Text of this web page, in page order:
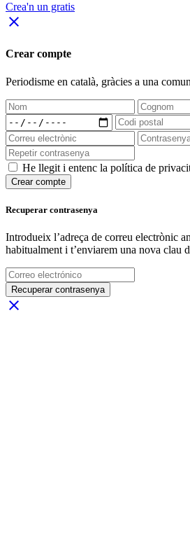
Crea'n un gratis
close
Crear compte
Periodisme en català, gràcies a una
He llegit i entenc la política de
Crear compte
Recuperar contrasenya
Introdueix l’adreça de correu electrònic
habitualment i t’enviarem una nova clau
Recuperar contrasenya
close